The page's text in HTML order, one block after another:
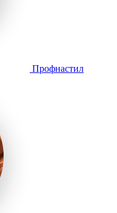
Профнастил